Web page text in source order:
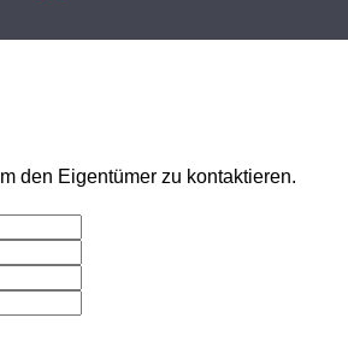
den Eigentümer zu kontaktieren.